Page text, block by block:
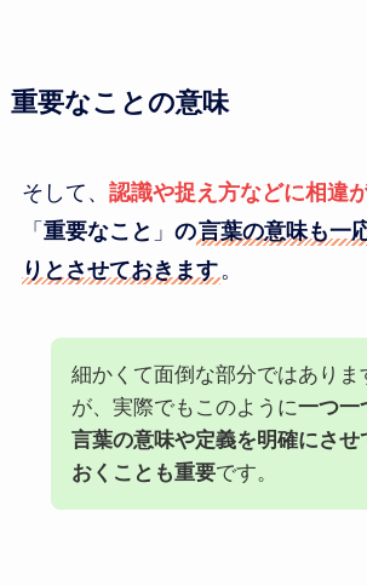
重要なことの意味
そして、 認識や捉え方などに相違
「 重要なこと 」 の言葉の意味も一
りとさせておきます 。
細かくて面倒な部分ではありま
が、実際でもこのように一つ一
言葉の意味や定義を明確にさせ
おくことも重要です。